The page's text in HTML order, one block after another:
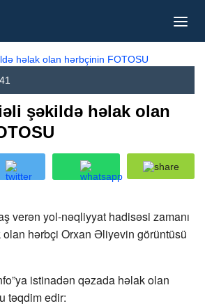
şəkildə həlak olan
verən yol-nəqliyyat hadisəsi zamanı
hərbçi Orxan Əliyevin görüntüsü
istinadən qəzada həlak olan
təqdim edir: